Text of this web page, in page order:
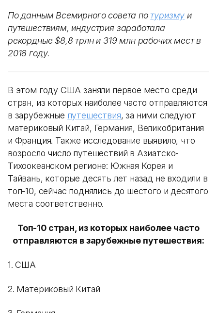
По данным Всемирного совета потуризму и
путешествиям, индустрия заработала
рекордные $8,8 трлн и 319 млн рабочих мест в
2018 году.
В этом году США заняли первое место среди
стран, из которых наиболее часто отправляются
в зарубежные путешествия, за ними следуют
материковый Китай, Германия, Великобритания
и Франция. Также исследование выявило, что
возросло число путешествий в Азиатско-
Тихоокеанском регионе: Южная Корея и
Тайвань, которые десять лет назад не входили в
топ-10, сейчас поднялись до шестого и десятого
места соответственно.
Топ-10 стран, из которых наиболее часто
отправляются в зарубежные путешествия:
1. США
2. Материковый Китай